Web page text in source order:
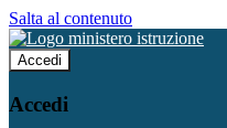
Salta al contenuto
Accedi
Accedi